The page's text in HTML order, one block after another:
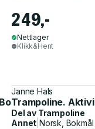
249,-
Nettlager
Klikk&Hent
Janne Hals
Trampoline.
Del av Trampoline
Annet Norsk, Bokmål